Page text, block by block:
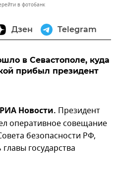
в фотобанк
Дзен Telegram
в Севастополе, куда
прибыл президент
Новости. Президент
оперативное совещание
безопасности РФ,
государства